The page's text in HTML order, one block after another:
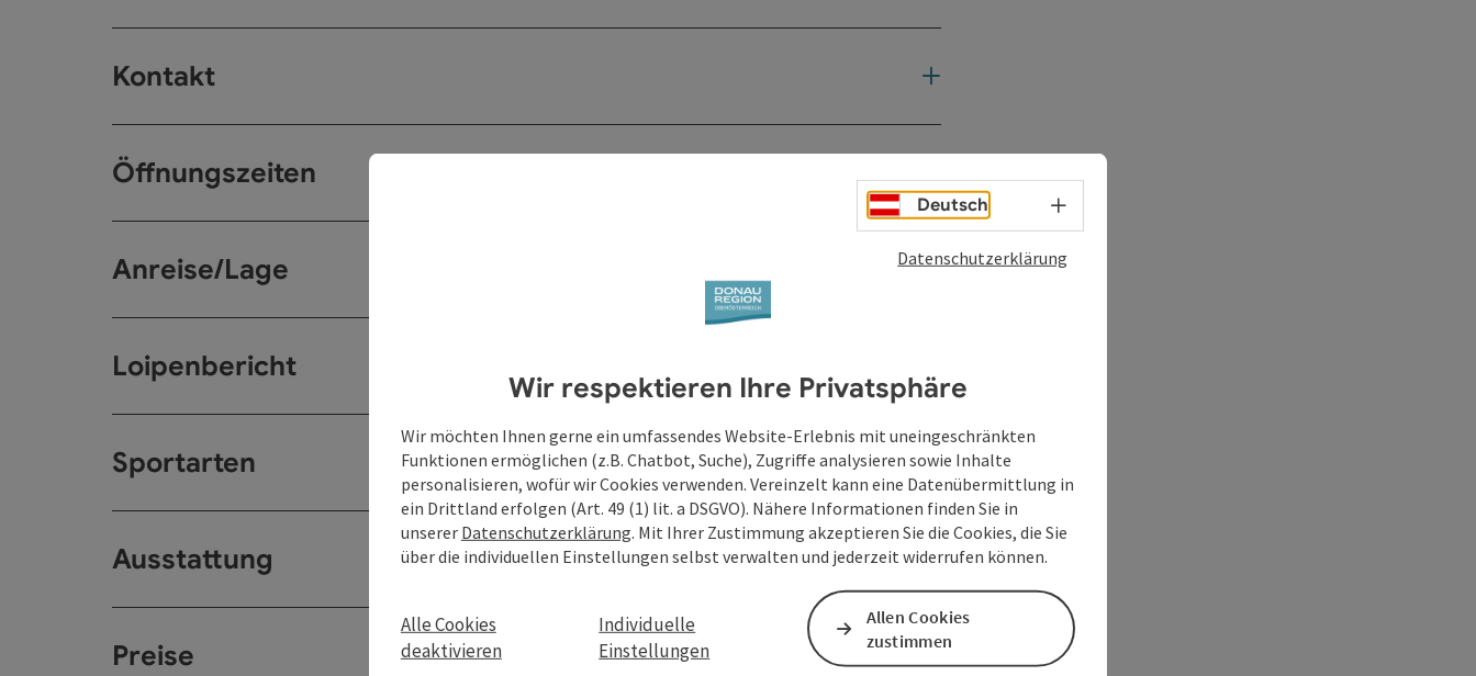
Kontakt
Öffnungszeiten
Anreise/Lage
Loipenbericht
Sportarten
Ausstattung
Preise
Deutsch Sprachwahl - Menü öffnen
Datenschutzerklärung
Wir respektieren Ihre Privatsphäre
Wir möchten Ihnen gerne ein umfassendes Website-Erlebnis mit uneingeschränkten
Funktionen ermöglichen (z.B. Chatbot, Suche), Zugriffe analysieren sowie Inhalte
personalisieren, wofür wir Cookies verwenden. Vereinzelt kann eine Datenübermittlung in
ein Drittland erfolgen (Art. 49 (1) lit. a DSGVO). Nähere Informationen finden Sie in
unserer Datenschutzerklärung. Mit Ihrer Zustimmung akzeptieren Sie die Cookies, die Sie
über die individuellen Einstellungen selbst verwalten und jederzeit widerrufen können.
Alle Cookies
deaktivieren
Individuelle
Einstellungen
Allen Cookies
zustimmen